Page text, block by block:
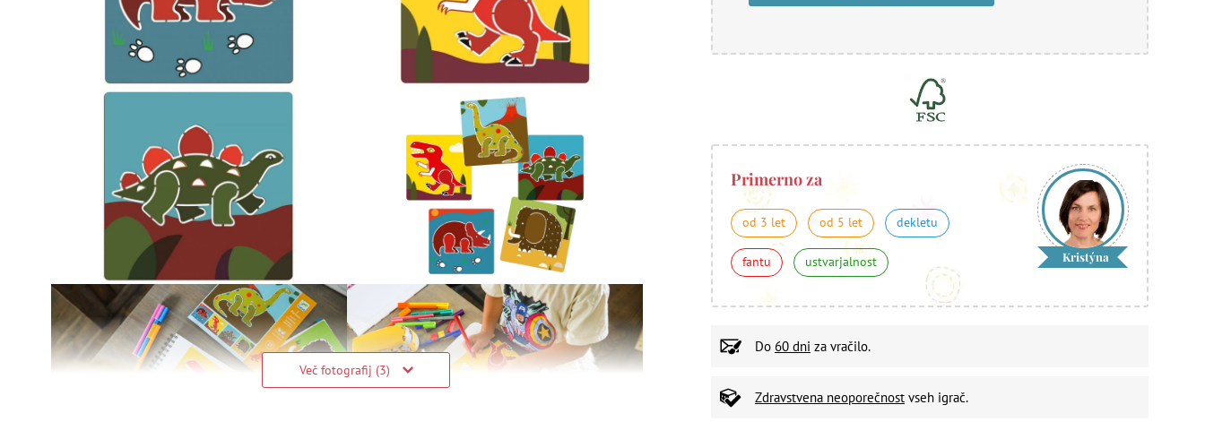
Več fotografij (3)
Primerno za
od 3 let od 5 let dekletu
fantu ustvarjalnost Kristýna
Do 60 dni za vračilo.
Zdravstvena neoporečnost vseh igrač.